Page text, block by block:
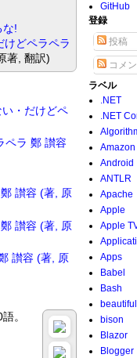
な!
けどペラペラ
著, 翻訳)
・だけどペ
ペラ 鄭 讃容
讃容 (著, 原
讃容 (著, 原
讃容 (著, 原
。
GitHub
登録
投稿
コメン
ラベル
.NET
.NET
Amazon
Android
ANTLR
Apache
Apple
Apple
Apps
Babel
Bash
bison
Blazor
Blogger